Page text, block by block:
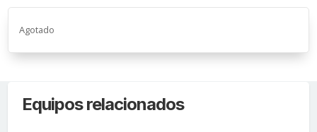
Agotado
Equipos relacionados